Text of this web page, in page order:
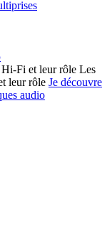
Les
leur rôle Je découvre
audio